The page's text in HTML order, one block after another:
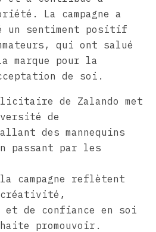
La campagne a
un sentiment positif
qui ont salué
marque pour la
de soi.
de Zalando met
de
des mannequins
passant par les
campagne reflètent
de confiance en soi
promouvoir.